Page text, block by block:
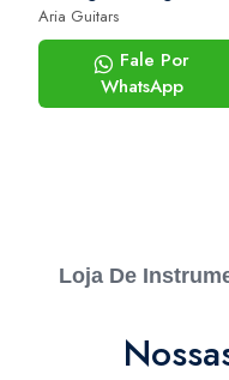
Aria Guitars
Fale Por
WhatsApp
Loja De